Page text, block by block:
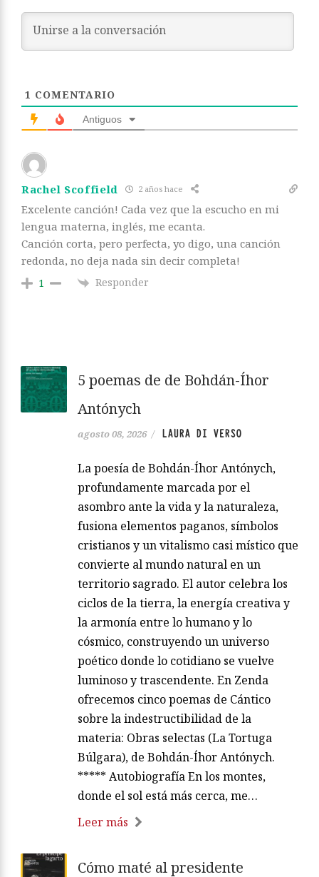
1 COMENTARIO
Antiguos
Rachel Scoffield 2 años hace
Excelente canción! Cada vez que la escucho en mi
lengua materna, inglés, me ecanta.
Canción corta, pero perfecta, yo digo, una canción
redonda, no deja nada sin decir completa!
1 Responder
5 poemas de de Bohdán-Íhor
Antónych
agosto 08, 2026 / LAURA DI VERSO
La poesía de Bohdán-Íhor Antónych,
profundamente marcada por el
asombro ante la vida y la naturaleza,
fusiona elementos paganos, símbolos
cristianos y un vitalismo casi místico que
convierte al mundo natural en un
territorio sagrado. El autor celebra los
ciclos de la tierra, la energía creativa y
la armonía entre lo humano y lo
cósmico, construyendo un universo
poético donde lo cotidiano se vuelve
luminoso y trascendente. En Zenda
ofrecemos cinco poemas de Cántico
sobre la indestructibilidad de la
materia: Obras selectas (La Tortuga
Búlgara), de Bohdán-Íhor Antónych.
***** Autobiografía En los montes,
donde el sol está más cerca, me…
Leer más
Cómo maté al presidente